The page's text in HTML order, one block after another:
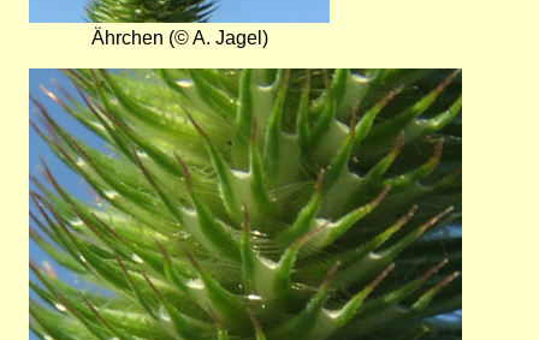
Ährchen (© A. Jagel)
Bild